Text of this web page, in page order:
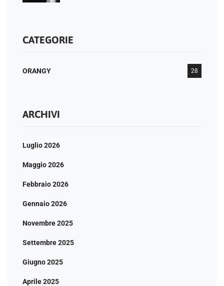
CATEGORIE
ORANGY 28
ARCHIVI
Luglio 2026
Maggio 2026
Febbraio 2026
Gennaio 2026
Novembre 2025
Settembre 2025
Giugno 2025
Aprile 2025